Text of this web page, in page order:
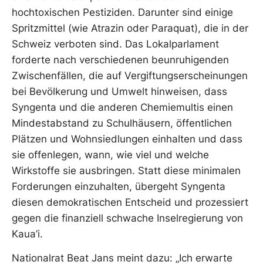
hochtoxischen Pestiziden. Darunter sind einige
Spritzmittel (wie Atrazin oder Paraquat), die in der
Schweiz verboten sind. Das Lokalparlament
forderte nach verschiedenen beunruhigenden
Zwischenfällen, die auf Vergiftungserscheinungen
bei Bevölkerung und Umwelt hinweisen, dass
Syngenta und die anderen Chemiemultis einen
Mindestabstand zu Schulhäusern, öffentlichen
Plätzen und Wohnsiedlungen einhalten und dass
sie offenlegen, wann, wie viel und welche
Wirkstoffe sie ausbringen. Statt diese minimalen
Forderungen einzuhalten, übergeht Syngenta
diesen demokratischen Entscheid und prozessiert
gegen die finanziell schwache Inselregierung von
Kaua’i.
Nationalrat Beat Jans meint dazu: „Ich erwarte